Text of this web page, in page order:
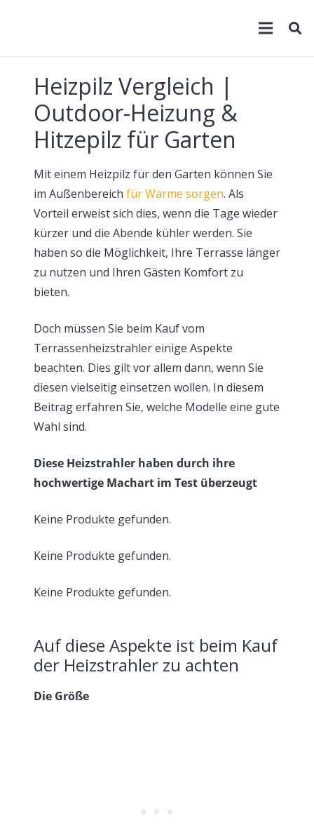
Heizpilz Vergleich |
Outdoor-Heizung &
Hitzepilz für Garten
Mit einem Heizpilz für den Garten können Sie
im Außenbereich für Wärme sorgen. Als
Vorteil erweist sich dies, wenn die Tage wieder
kürzer und die Abende kühler werden. Sie
haben so die Möglichkeit, Ihre Terrasse länger
zu nutzen und Ihren Gästen Komfort zu
bieten.
Doch müssen Sie beim Kauf vom
Terrassenheizstrahler einige Aspekte
beachten. Dies gilt vor allem dann, wenn Sie
diesen vielseitig einsetzen wollen. In diesem
Beitrag erfahren Sie, welche Modelle eine gute
Wahl sind.
Diese Heizstrahler haben durch ihre
hochwertige Machart im Test überzeugt
Keine Produkte gefunden.
Keine Produkte gefunden.
Keine Produkte gefunden.
Auf diese Aspekte ist beim Kauf
der Heizstrahler zu achten
Die Größe